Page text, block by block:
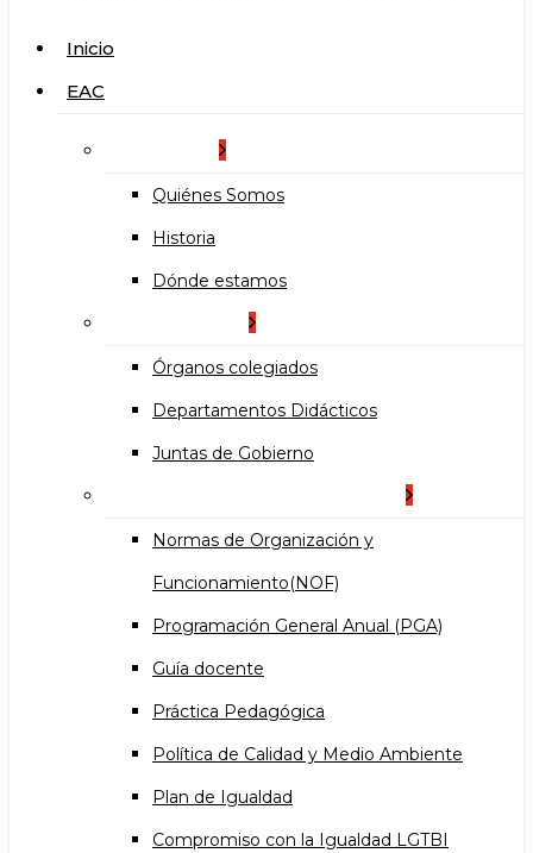
search
Menu
Inicio
EAC
Quiénes Somos
Historia
Dónde estamos
Órganos colegiados
Departamentos Didácticos
Juntas de Gobierno
Normas de Organización y
Funcionamiento(NOF)
Programación General Anual (PGA)
Guía docente
Práctica Pedagógica
Política de Calidad y Medio Ambiente
Plan de Igualdad
Compromiso con la Igualdad LGTBI